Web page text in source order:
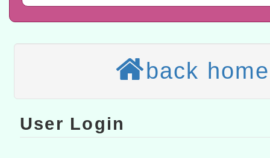
北場」計畫
班」招生簡章及EDM
共融平台-教案暨教學示範
教育部國民及學前教育署
COVID-19疫苗接種計畫
措施，延長至115年9月28
轉知經濟部水利署委託財
位及節水達人選拔活動」
市孔廟祈福系列活動—儒
2026年桃園地景藝術節教
back home
User Login